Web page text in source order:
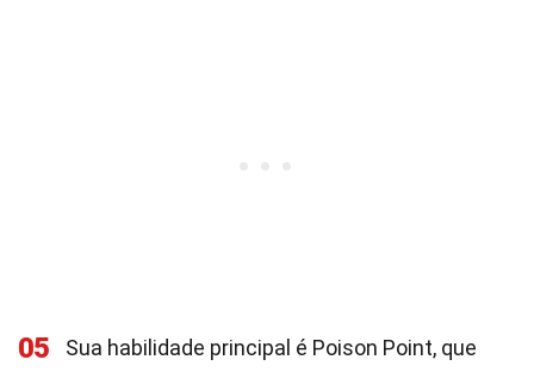
05
Sua habilidade principal é Poison Point, que